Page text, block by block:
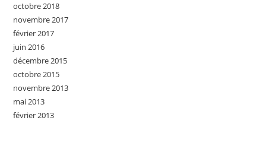
octobre 2018
novembre 2017
février 2017
juin 2016
décembre 2015
octobre 2015
novembre 2013
mai 2013
février 2013